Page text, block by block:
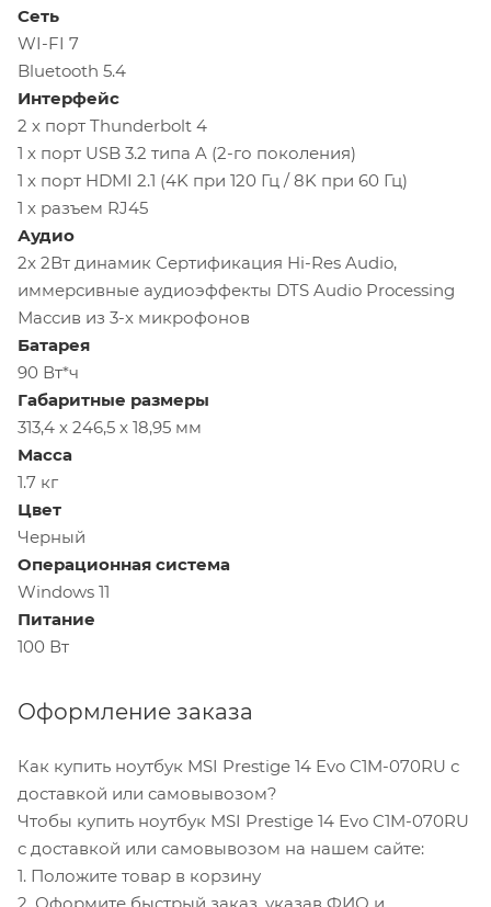
Сеть
WI-FI 7
Bluetooth 5.4
Интерфейс
2 х порт Thunderbolt 4
1 х порт USB 3.2 типа A (2-го поколения)
1 х порт HDMI 2.1 (4K при 120 Гц / 8K при 60 Гц)
1 х разъем RJ45
Аудио
2x 2Вт динамик Сертификация Hi-Res Audio,
иммерсивные аудиоэффекты DTS Audio Processing
Массив из 3-х микрофонов
Батарея
90 Вт*ч
Габаритные размеры
313,4 x 246,5 x 18,95 мм
Масса
1.7 кг
Цвет
Черный
Операционная система
Windows 11
Питание
100 Вт
Оформление заказа
Как купить ноутбук MSI Prestige 14 Evo C1M-070RU с
доставкой или самовывозом?
Чтобы купить ноутбук MSI Prestige 14 Evo C1M-070RU
с доставкой или самовывозом на нашем сайте:
1. Положите товар в корзину
2. Оформите быстрый заказ, указав ФИО и